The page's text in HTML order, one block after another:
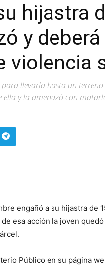
hijastra
y
violencia
llevarla hasta un
ella y la amenazó con
engañó a su hijastra de
esa acción la joven
Público en su página